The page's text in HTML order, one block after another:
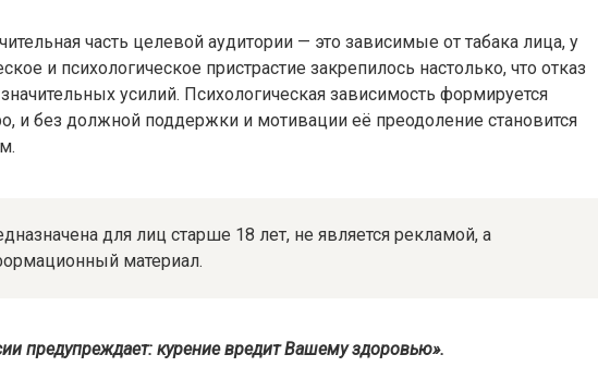
часть целевой аудитории — это зависимые от табака лица, у
и психологическое пристрастие закрепилось настолько, что отказ
значительных усилий. Психологическая зависимость формируется
и без должной поддержки и мотивации её преодоление становится
для лиц старше 18 лет, не является рекламой, а
материал.
предупреждает: курение вредит Вашему здоровью».